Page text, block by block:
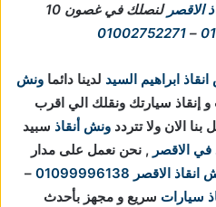
الاقصر
لنصلك في غصون 10
–
01002752271
ابراهيم السيد لدينا دائما ونش
إنقاذ سيارتك ونقلك الي اقرب
الان ولا تتردد ونش أنقاذ سبيد
الاقصر , نحن نعمل على مدار
انقاذ الاقصر 01099996138
–
سيارات سريع و مجهز بأحدث